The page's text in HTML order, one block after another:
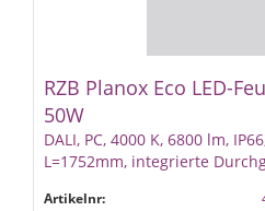
RZB Planox Eco LED-
50W
DALI, PC, 4000 K, 6800 lm,
L=1752mm, integrierte
Artikelnr: